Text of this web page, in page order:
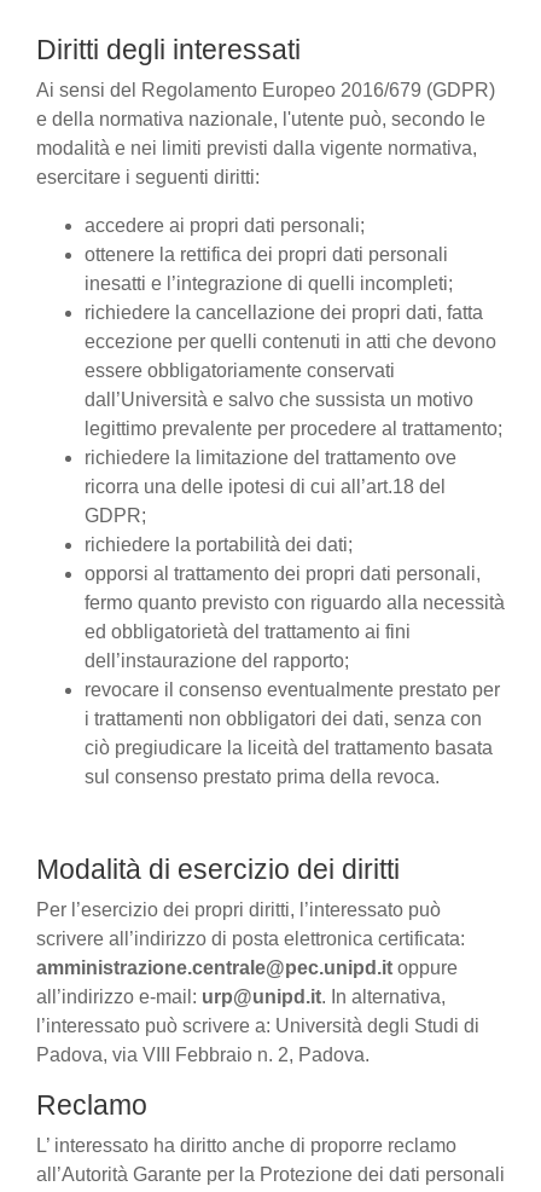
Diritti degli interessati
Ai sensi del Regolamento Europeo 2016/679 (GDPR)
e della normativa nazionale, l'utente può, secondo le
modalità e nei limiti previsti dalla vigente normativa,
esercitare i seguenti diritti:
accedere ai propri dati personali;
ottenere la rettifica dei propri dati personali
inesatti e l’integrazione di quelli incompleti;
richiedere la cancellazione dei propri dati, fatta
eccezione per quelli contenuti in atti che devono
essere obbligatoriamente conservati
dall’Università e salvo che sussista un motivo
legittimo prevalente per procedere al trattamento;
richiedere la limitazione del trattamento ove
ricorra una delle ipotesi di cui all’art.18 del
GDPR;
richiedere la portabilità dei dati;
opporsi al trattamento dei propri dati personali,
fermo quanto previsto con riguardo alla necessità
ed obbligatorietà del trattamento ai fini
dell’instaurazione del rapporto;
revocare il consenso eventualmente prestato per
i trattamenti non obbligatori dei dati, senza con
ciò pregiudicare la liceità del trattamento basata
sul consenso prestato prima della revoca.
Modalità di esercizio dei diritti
Per l’esercizio dei propri diritti, l’interessato può
scrivere all’indirizzo di posta elettronica certificata:
amministrazione.centrale@pec.unipd.it oppure
all’indirizzo e-mail: urp@unipd.it. In alternativa,
l’interessato può scrivere a: Università degli Studi di
Padova, via VIII Febbraio n. 2, Padova.
Reclamo
L’ interessato ha diritto anche di proporre reclamo
all’Autorità Garante per la Protezione dei dati personali